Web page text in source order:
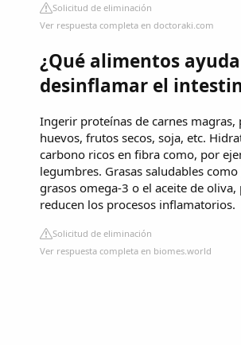
Solicitud de eliminación
Ver respuesta completa en doctoraki.com
¿Qué alimentos
desinflamar el
Ingerir proteínas de carnes magras,
huevos, frutos secos, soja, etc.
carbono ricos en fibra como, por
legumbres. Grasas saludables
grasos omega-3 o el aceite de oliva,
reducen los procesos inflamatorios.
Solicitud de eliminación
Ver respuesta completa en biomes.world